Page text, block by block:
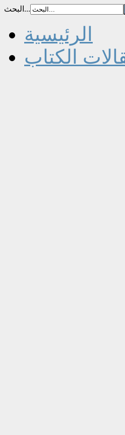
البحث...
الرئيسية
الكتاب